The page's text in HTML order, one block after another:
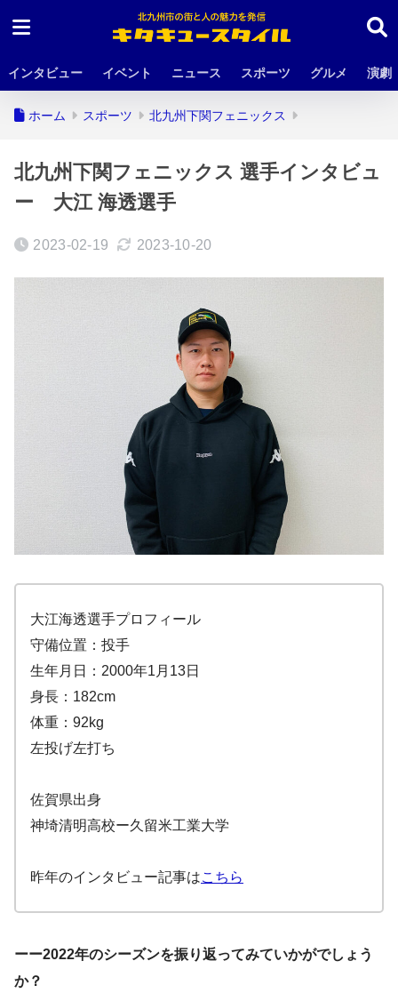
インタビュー イベント ニュース スポーツ グルメ 演劇
ホーム スポーツ 北九州下関フェニックス
北九州下関フェニックス 選手インタビュ
ー 大江 海透選手
2023-02-19 2023-10-20
大江海透選手プロフィール
守備位置：投手
生年月日：2000年1月13日
身長：182cm
体重：92kg
左投げ左打ち
佐賀県出身
神埼清明高校ー久留米工業大学
昨年のインタビュー記事はこちら
ーー2022年のシーズンを振り返ってみていかがでしょう
か？